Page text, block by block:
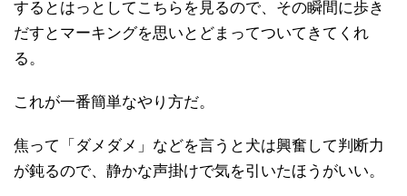
するとはっとしてこちらを見るので、その瞬間に歩き
だすとマーキングを思いとどまってついてきてくれ
る。
これが一番簡単なやり方だ。
焦って「ダメダメ」などを言うと犬は興奮して判断力
が鈍るので、静かな声掛けで気を引いたほうがいい。